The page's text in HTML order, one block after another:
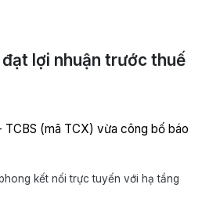
lợi nhuận trước thuế
TCBS (mã TCX) vừa công bố báo
kết nối trực tuyến với hạ tầng